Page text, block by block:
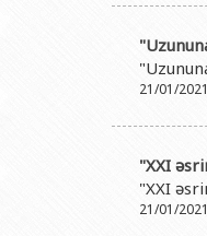
21/01/2021
"XXI
"XXI
21/01/2021